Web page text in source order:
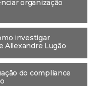
organização
investigar
Allexandre Lugão
do compliance